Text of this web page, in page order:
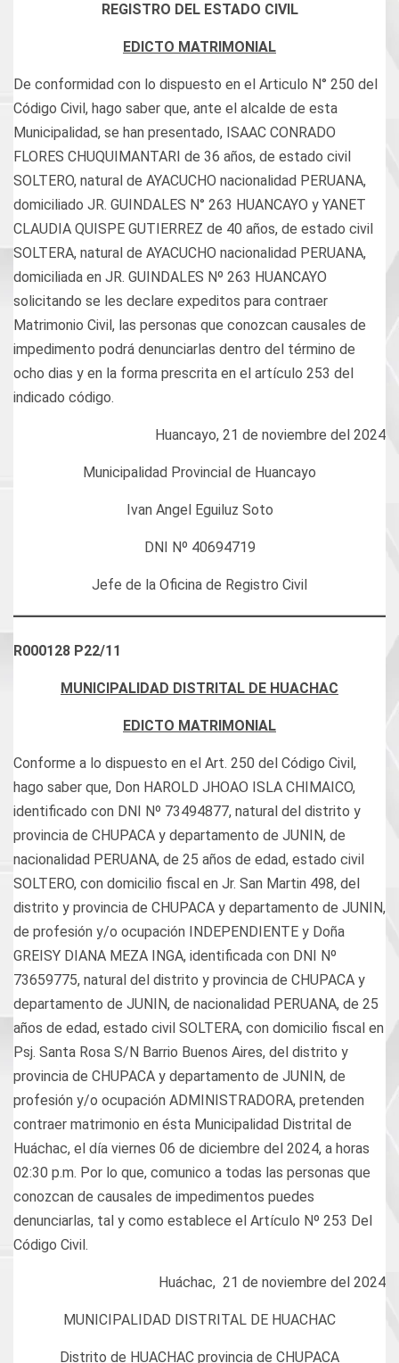
REGISTRO DEL ESTADO CIVIL
EDICTO MATRIMONIAL
De conformidad con lo dispuesto en el Articulo N° 250 del
Código Civil, hago saber que, ante el alcalde de esta
Municipalidad, se han presentado, ISAAC CONRADO
FLORES CHUQUIMANTARI de 36 años, de estado civil
SOLTERO, natural de AYACUCHO nacionalidad PERUANA,
domiciliado JR. GUINDALES N° 263 HUANCAYO y YANET
CLAUDIA QUISPE GUTIERREZ de 40 años, de estado civil
SOLTERA, natural de AYACUCHO nacionalidad PERUANA,
domiciliada en JR. GUINDALES Nº 263 HUANCAYO
solicitando se les declare expeditos para contraer
Matrimonio Civil, las personas que conozcan causales de
impedimento podrá denunciarlas dentro del término de
ocho dias y en la forma prescrita en el artículo 253 del
indicado código.
Huancayo, 21 de noviembre del 2024
Municipalidad Provincial de Huancayo
Ivan Angel Eguiluz Soto
DNI Nº 40694719
Jefe de la Oficina de Registro Civil
R000128 P22/11
MUNICIPALIDAD DISTRITAL DE HUACHAC
EDICTO MATRIMONIAL
Conforme a lo dispuesto en el Art. 250 del Código Civil,
hago saber que, Don HAROLD JHOAO ISLA CHIMAICO,
identificado con DNI Nº 73494877, natural del distrito y
provincia de CHUPACA y departamento de JUNIN, de
nacionalidad PERUANA, de 25 años de edad, estado civil
SOLTERO, con domicilio fiscal en Jr. San Martin 498, del
distrito y provincia de CHUPACA y departamento de JUNIN,
de profesión y/o ocupación INDEPENDIENTE y Doña
GREISY DIANA MEZA INGA, identificada con DNI Nº
73659775, natural del distrito y provincia de CHUPACA y
departamento de JUNIN, de nacionalidad PERUANA, de 25
años de edad, estado civil SOLTERA, con domicilio fiscal en
Psj. Santa Rosa S/N Barrio Buenos Aires, del distrito y
provincia de CHUPACA y departamento de JUNIN, de
profesión y/o ocupación ADMINISTRADORA, pretenden
contraer matrimonio en ésta Municipalidad Distrital de
Huáchac, el día viernes 06 de diciembre del 2024, a horas
02:30 p.m. Por lo que, comunico a todas las personas que
conozcan de causales de impedimentos puedes
denunciarlas, tal y como establece el Artículo Nº 253 Del
Código Civil.
Huáchac, 21 de noviembre del 2024
MUNICIPALIDAD DISTRITAL DE HUACHAC
Distrito de HUACHAC provincia de CHUPACA